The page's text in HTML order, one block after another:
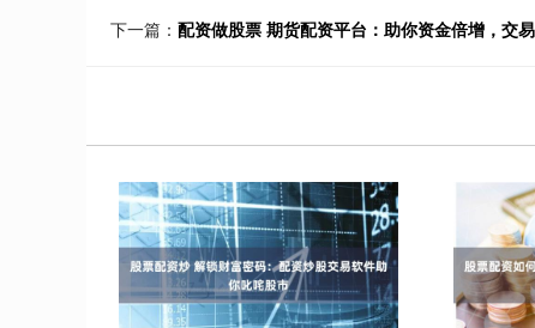
下一篇： 配资做股票 期货配资平台：助你资金倍增，交